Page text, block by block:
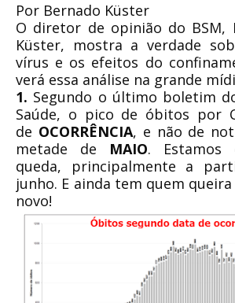
Por Bernado Küster
O diretor de opinião do BSM,
Küster, mostra a verdade
vírus e os efeitos do
verá essa análise na grande
1. Segundo o último boletim
Saúde, o pico de óbitos por
de OCORRÊNCIA, e não de
metade de MAIO. Estamos
queda, principalmente a
junho. E ainda tem quem
novo!